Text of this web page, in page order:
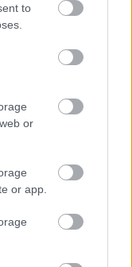
to
or
or app.
ÚJ ÉVADÁT
szeptember 7-én
a klasszikus